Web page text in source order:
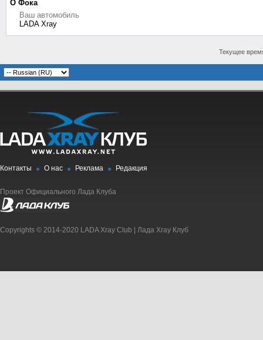
О Фока
Ваш автомобиль
LADA Xray
Текущее
Контакты О нас Реклама Редакция
Проект Официального Лада Клуба
Copyrights © 2014-2020 LADA Xray Club | Лада Xray Клуб